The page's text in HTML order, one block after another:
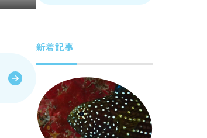
新着記事